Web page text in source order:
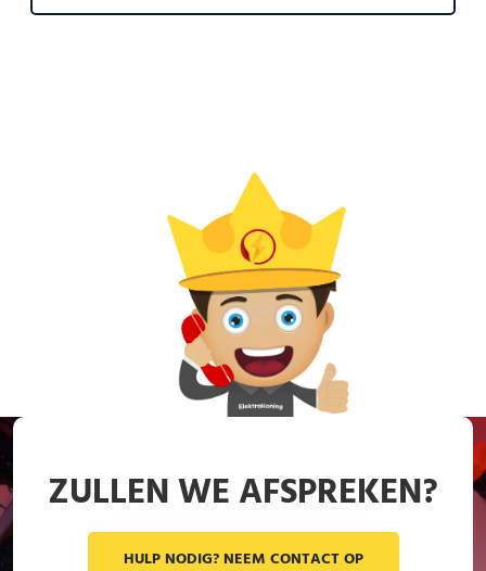
ZULLEN WE AFSPREKEN?
HULP NODIG? NEEM CONTACT OP